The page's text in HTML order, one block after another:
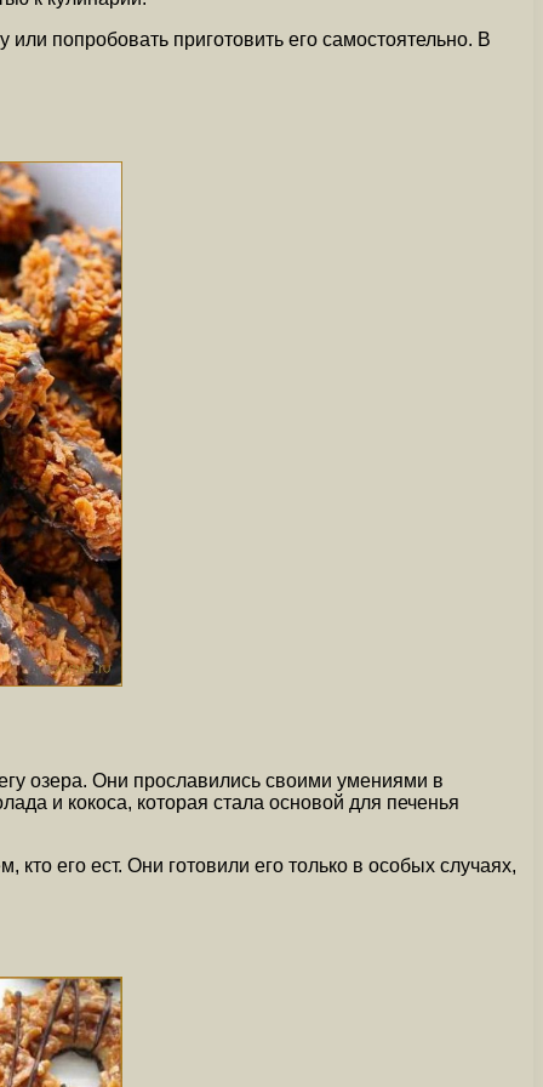
попробовать приготовить его самостоятельно. В
озера. Они прославились своими умениями в
и кокоса, которая стала основой для печенья
его ест. Они готовили его только в особых случаях,